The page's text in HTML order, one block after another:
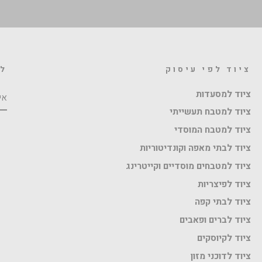
ציוד לפי עיסוק
ציוד למסעדות
ציוד למטבח תעשייתי
ציוד למטבח המוסדי
ציוד לבתי מאפה וקונדיטוריות
ציוד למטבחים מוסדיים וקייטרינג
ציוד לפיצריות
ציוד לבתי קפה
ציוד לברים ופאבים
ציוד לקיוסקים
ציוד לדוכני מזון